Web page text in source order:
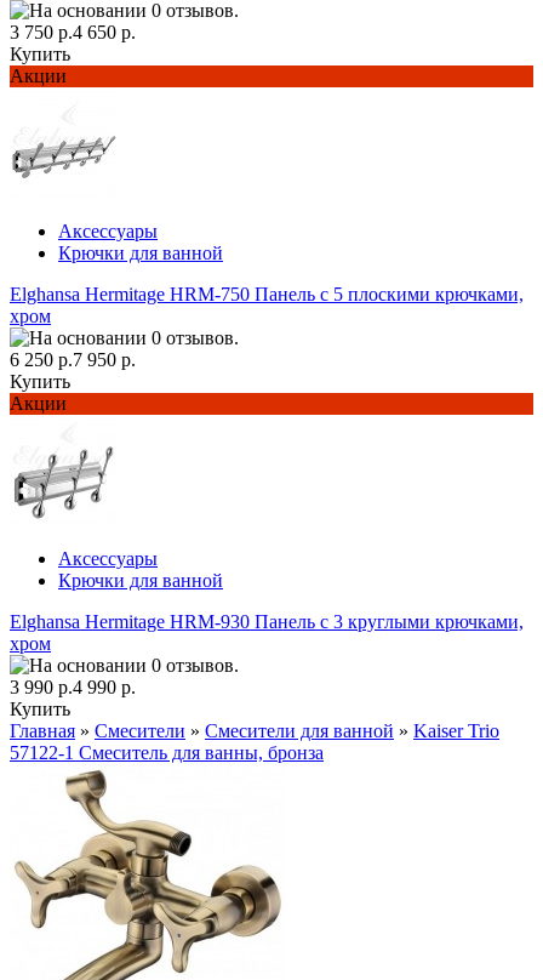
3 750 р.4 650 р.
Купить
Акции
Аксессуары
Крючки для ванной
Elghansa Hermitage HRM-750 Панель с 5 плоскими крючками,
хром
6 250 р.7 950 р.
Купить
Акции
Аксессуары
Крючки для ванной
Elghansa Hermitage HRM-930 Панель с 3 круглыми крючками,
хром
3 990 р.4 990 р.
Купить
Главная » Смесители » Смесители для ванной » Kaiser Trio
57122-1 Смеситель для ванны, бронза